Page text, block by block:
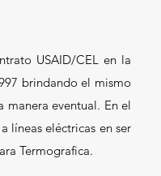
USAID/CEL en la
brindando el mismo
manera eventual. En el
líneas eléctricas en ser
Termografica.